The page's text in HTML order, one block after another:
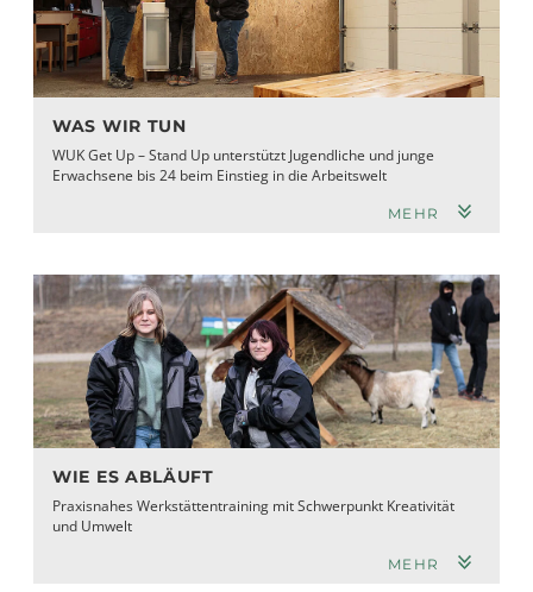
WAS WIR TUN
WUK Get Up – Stand Up unterstützt Jugendliche und junge
Erwachsene bis 24 beim Einstieg in die Arbeitswelt
MEHR
WIE ES ABLÄUFT
Praxisnahes Werkstättentraining mit Schwerpunkt Kreativität
und Umwelt
MEHR